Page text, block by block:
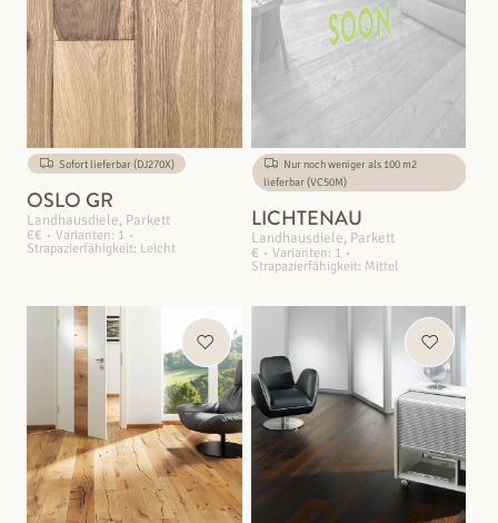
Sofort lieferbar (DJ270X)
OSLO GR
Landhausdiele, Parkett
€€
Varianten: 1
Strapazierfähigkeit: Leicht
Nur noch weniger als 100 m2
lieferbar (VC50M)
LICHTENAU
Landhausdiele, Parkett
€
Varianten: 1
Strapazierfähigkeit: Mittel